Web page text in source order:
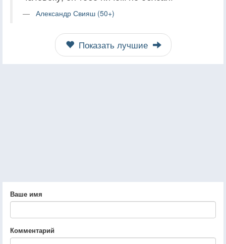
Александр Свияш (50+)
Показать лучшие
Ваше имя
Комментарий